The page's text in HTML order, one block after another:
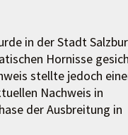
in der Stadt
Hornisse
stellte jedoch
Nachweis in
der Ausbreitung in